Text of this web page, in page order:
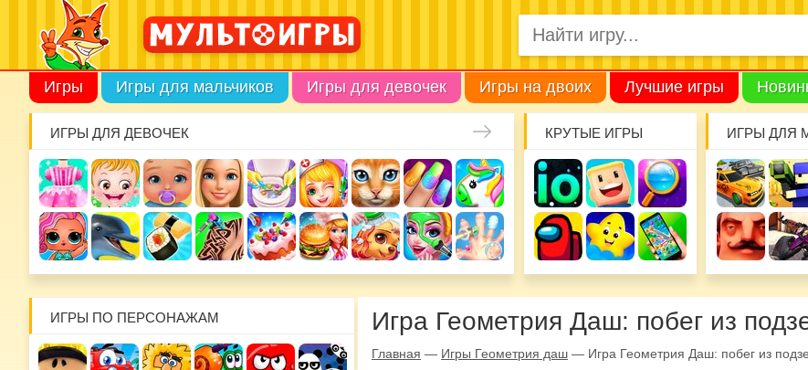
Игры Игры для мальчиков Игры для девочек Игры на двоих Лучшие игры
ИГРЫ ДЛЯ ДЕВОЧЕК КРУТЫЕ ИГРЫ ИГРЫ ДЛЯ
ИГРЫ ПО ПЕРСОНАЖАМ Игра Геометрия Даш: побег из
Главная — Игры Геометрия даш — Игра Геометрия Даш: побег из